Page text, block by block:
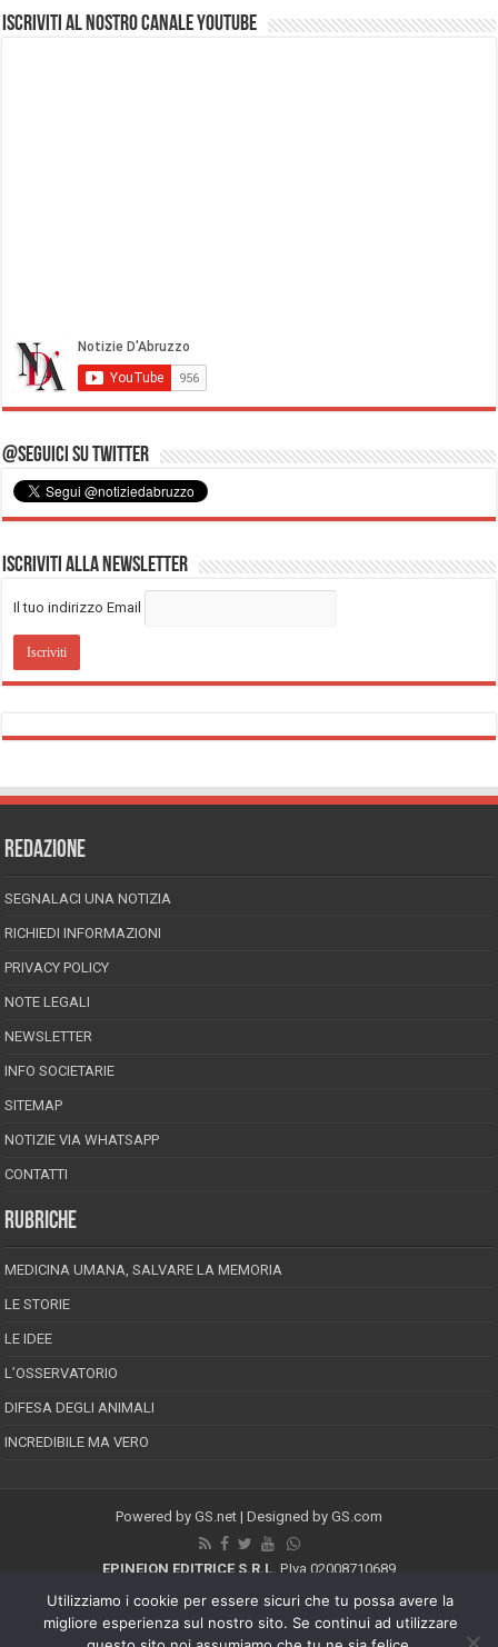
Iscriviti al nostro Canale Youtube
@Seguici su Twitter
Iscriviti alla Newsletter
Il tuo indirizzo Email
REDAZIONE
SEGNALACI UNA NOTIZIA
RICHIEDI INFORMAZIONI
PRIVACY POLICY
NOTE LEGALI
NEWSLETTER
INFO SOCIETARIE
SITEMAP
NOTIZIE VIA WHATSAPP
CONTATTI
RUBRICHE
MEDICINA UMANA, SALVARE LA MEMORIA
LE STORIE
LE IDEE
L’OSSERVATORIO
DIFESA DEGLI ANIMALI
INCREDIBILE MA VERO
Powered by GS.net | Designed by GS.com
EPINEION EDITRICE S.R.L. P.Iva 02008710689
Direttore responsabile: Maurizio Piccinino
Iscrizione al ROC n.22607
Utilizziamo i cookie per essere sicuri che tu possa avere la
migliore esperienza sul nostro sito. Se continui ad utilizzare